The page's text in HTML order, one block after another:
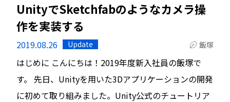
UnityでSketchfabのようなカメラ操
作を実装する
2019.08.26 Update 飯塚
はじめに こんにちは！2019年度新入社員の飯塚で
す。 先日、Unityを用いた3Dアプリケーションの開発
に初めて取り組みました。Unity公式のチュートリア